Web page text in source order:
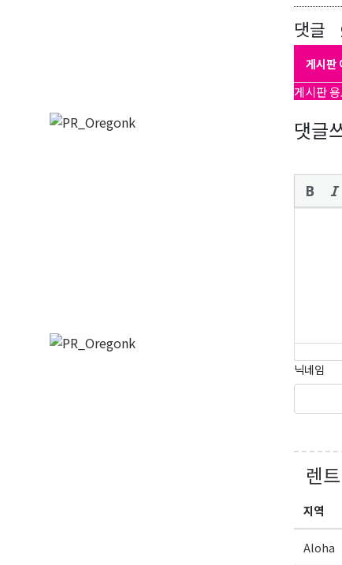
댓글
게시판
게시판
댓글
닉네임
렌
지역
Aloha
오
보실수
Email